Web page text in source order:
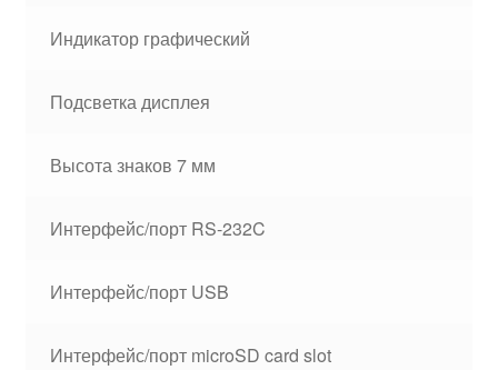
Индикатор графический
Подсветка дисплея
Высота знаков 7 мм
Интерфейс/порт RS-232C
Интерфейс/порт USB
Интерфейс/порт microSD card slot